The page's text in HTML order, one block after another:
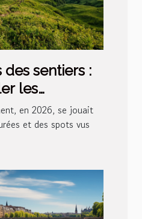
sentiers :
les
en 2026, se jouait
et des spots vus